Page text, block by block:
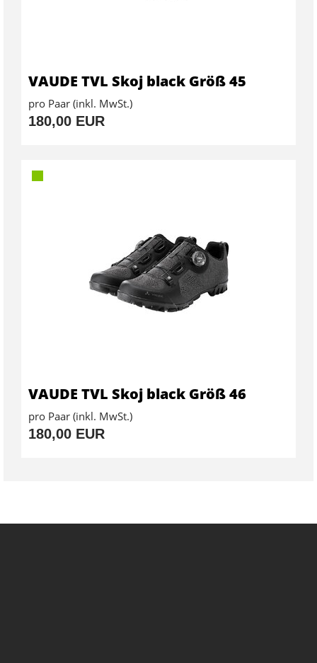
VAUDE TVL Skoj black Größ 45
pro Paar (inkl. MwSt.)
180,00 EUR
VAUDE TVL Skoj black Größ 46
pro Paar (inkl. MwSt.)
180,00 EUR